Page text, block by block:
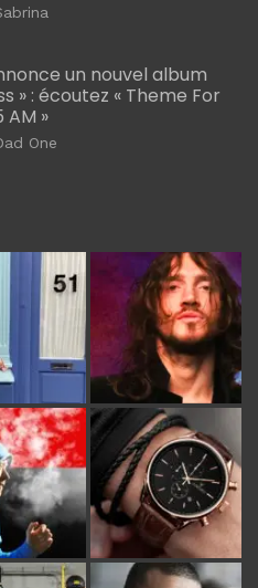
un nouvel album
» : écoutez « Theme For
AM »
One